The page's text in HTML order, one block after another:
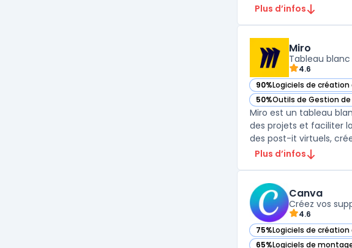
Plus d’infos
Miro
Tableau
4.6
90%Logiciels de
— voir Miro dans cette
50%Outils de Gestion de
— voir Miro dans cette
Miro est un tableau
des projets et faciliter
des post-it virtuels,
Plus d’infos
Canva
Créez vos
4.6
75%Logiciels de
— voir Canva dans cette
65%Logiciels de